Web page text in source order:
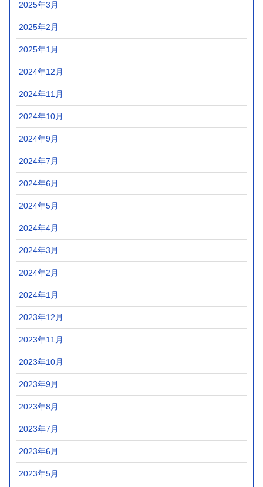
2025年3月
2025年2月
2025年1月
2024年12月
2024年11月
2024年10月
2024年9月
2024年7月
2024年6月
2024年5月
2024年4月
2024年3月
2024年2月
2024年1月
2023年12月
2023年11月
2023年10月
2023年9月
2023年8月
2023年7月
2023年6月
2023年5月